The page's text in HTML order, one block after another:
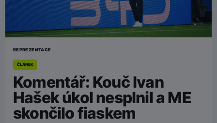
REPREZENTACE
ČLÁNEK
Komentář: Kouč Ivan
Hašek úkol nesplnil a ME
skončilo fiaskem